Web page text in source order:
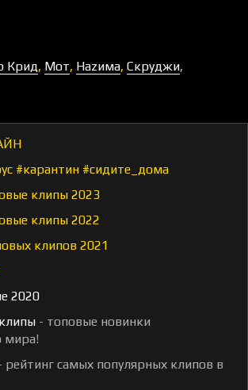
Крид, Мот, Наzима, Скруджи,
#карантин #сидите_дома
клипы 2023
клипы 2022
клипов 2021
2020
- топовые новинки
мира!
рейтинг самых популярных клипов в